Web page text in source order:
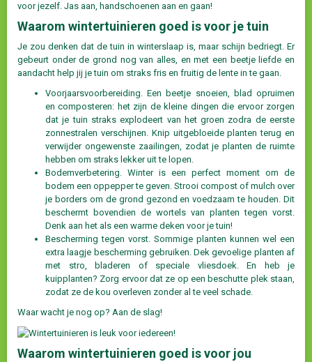
voor jezelf. Jas aan, handschoenen aan en gaan!
Waarom wintertuinieren goed is voor je tuin
Je zou denken dat de tuin in winterslaap is, maar schijn bedriegt. Er
gebeurt onder de grond nog van alles, en met een beetje liefde en
aandacht help jij je tuin om straks fris en fruitig de lente in te gaan.
Voorjaarsvoorbereiding. Een beetje snoeien, blad opruimen
en composteren: het zijn de kleine dingen die ervoor zorgen
dat je tuin straks explodeert van het groen zodra de eerste
zonnestralen verschijnen. Knip uitgebloeide planten terug en
verwijder ongewenste zaailingen, zodat je planten de ruimte
hebben om straks lekker uit te lopen.
Bodemverbetering. Winter is een perfect moment om de
bodem een oppepper te geven. Strooi compost of mulch over
je borders om de grond gezond en voedzaam te houden. Dit
beschermt bovendien de wortels van planten tegen vorst.
Denk aan het als een warme deken voor je tuin!
Bescherming tegen vorst. Sommige planten kunnen wel een
extra laagje bescherming gebruiken. Dek gevoelige planten af
met stro, bladeren of speciale vliesdoek. En heb je
kuipplanten? Zorg ervoor dat ze op een beschutte plek staan,
zodat ze de kou overleven zonder al te veel schade.
Waar wacht je nog op? Aan de slag!
Waarom wintertuinieren goed is voor jou